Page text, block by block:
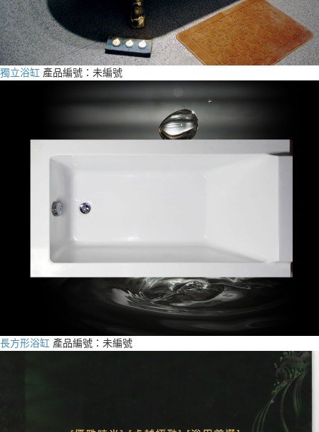
獨立浴缸 產品編號：未編號
長方形浴缸 產品編號：未編號